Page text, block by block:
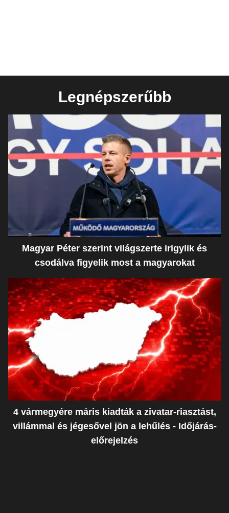
Legnépszerűbb
Magyar Péter szerint világszerte irigylik és
csodálva figyelik most a magyarokat
4 vármegyére máris kiadták a zivatar-riasztást,
villámmal és jégesővel jön a lehűlés - Időjárás-
előrejelzés